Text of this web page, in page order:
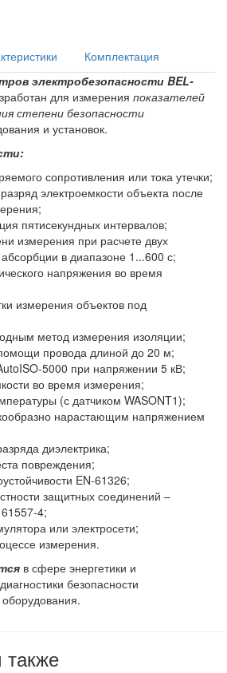
Комплектация
электробезопасности BEL-
для измерения показателей
степени безопасности
и установок.
сопротивления или тока утечки;
электроемкости объекта после
пятисекундных интервалов;
измерения при расчете двух
в диапазоне 1...600 с;
напряжения во время
измерения объектов под
метод измерения изоляции;
провода длиной до 20 м;
5000 при напряжении 5 кВ;
во время измерения;
(с датчиком WASONT1);
нарастающим напряжением
диэлектрика;
повреждения;
EN-61326;
защитных соединений –
4;
или электросети;
измерения.
в сфере энергетики и
безопасности
оборудования.